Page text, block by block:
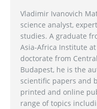
Vladimir Ivanovich
science analyst,
studies. A graduate
Asia-Africa Institute
doctorate from
Budapest, he is the
scientific papers and
printed and online
range of topics